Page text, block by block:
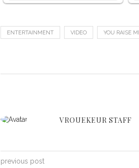
ENTERTAINMENT VIDEO YOU RAISE
VROUEKEUR STAFF
previous post